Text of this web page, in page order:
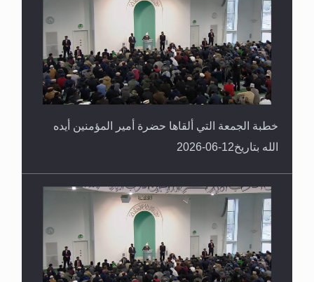
خطبة الجمعة التي ألقاها حضرة أمير المؤمنين أيده
الله بتاريخ12-06-2026